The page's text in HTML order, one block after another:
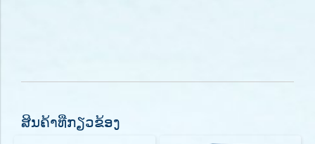
ສິນຄ້າທີ່ກຽວຂ້ອງ